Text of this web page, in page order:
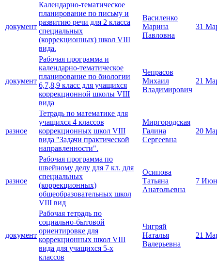
документ
Календарно-тематическое
планирование по письму и
развитию речи для 2 класса
специальных
(коррекционных) школ VIII
вида.
Василенко
Марина
Павловна
31
документ
Рабочая программа и
календарно-тематическое
планирование по биологии
6,7,8,9 класс для учащихся
коррекционной школы VIII
вида
Чепрасов
Михаил
Владимирович
21
разное
Тетрадь по математике для
учащихся 4 классов
коррекционных школ VIII
вида "Задачи практической
направленности".
Миргородская
Галина
Сергеевна
20
разное
Рабочая программа по
швейному делу для 7 кл. для
специальных
(коррекционных)
общеобразовательных школ
VIII вид
Осипова
Татьяна
Анатольевна
7
документ
Рабочая тетрадь по
социально-бытовой
ориентировке для
коррекционных школ VIII
вида для учащихся 5-х
классов
Чигряй
Наталья
Валерьевна
21